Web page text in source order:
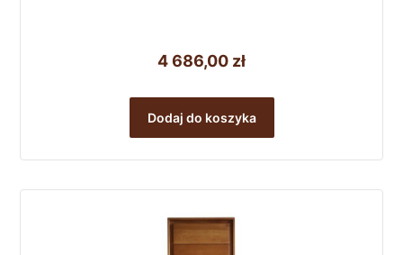
4 686,00 zł
Dodaj do koszyka